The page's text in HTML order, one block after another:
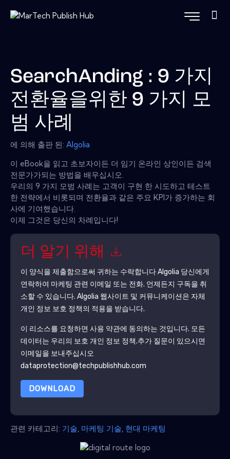
SearchAnding : 9 가지
전환율을위한 9 가지 모
범 사례
에 의해 출판 된: Algolia
이 eBook을 읽고 초보자이든 더 임기 온라인 상인이든 검색
전문가가되는 방법을 배우십시오.
우리의 9 가지 모범 사례는 고객이 구현 한 시도하고 테스트
한 전략에서 비롯되며 전환율과 같은 주요 KPI가 증가하는 회
사에 기여했습니다.
이제 그것은 당신의 차례입니다!
더 알기 위해
이 양식을 제출함으로써 귀하는 수락합니다Algolia 당신에게
연락하여 마케팅 관련 이메일 또는 전화. 언제든지 구독을 취
소할 수 있습니다. Algolia 웹사이트 및 커뮤니케이션은 자체
개인 정보 보호 정책의 적용을 받습니다.
이 리소스를 요청하면 사용 약관에 동의하는 것입니다. 모든
데이터는 우리의 보호 개인 정보 정책.추가 질문이 있으시면
이메일을 보내주십시오
dataprotection@techpublishhub.com
DOWNLOAD
관련 카테고리: 기술 마케팅 기술 현대 마케팅